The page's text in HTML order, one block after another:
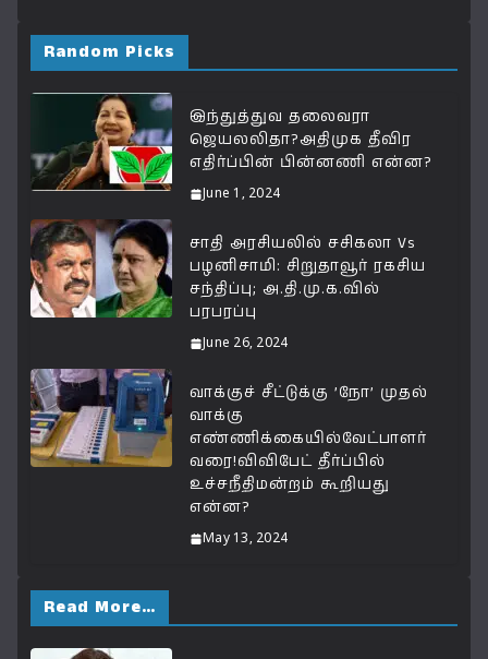
s
A
p
p
e
b
o
o
k
g
ra
m
n
k
Random Picks
இந்துத்துவ தலைவரா
ஜெயலலிதா?அதிமுக தீவிர
எதிர்ப்பின் பின்னணி என்ன?
June 1, 2024
சாதி அரசியலில் சசிகலா Vs
பழனிசாமி: சிறுதாவூர் ரகசிய
சந்திப்பு; அ.தி.மு.க.வில்
பரபரப்பு
June 26, 2024
வாக்குச் சீட்டுக்கு ’நோ’ முதல்
வாக்கு
எண்ணிக்கையில்வேட்பாளர்
வரை!விவிபேட் தீர்ப்பில்
உச்சநீதிமன்றம் கூறியது
என்ன?
May 13, 2024
Read More…